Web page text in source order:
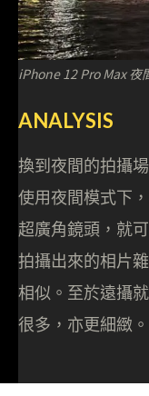
iPhone 12 Pro Max 夜
ANALYSIS
換到夜間的拍攝
使用夜間模式下
超廣角鏡頭，就
拍攝出來的相片
相似。至於遠攝
很多，亦更細緻。